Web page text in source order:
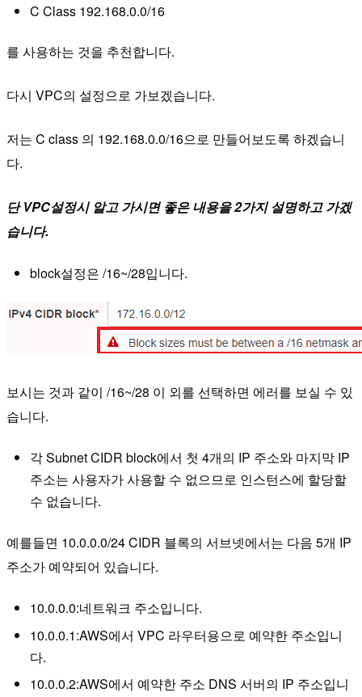
C Class 192.168.0.0/16
를 사용하는 것을 추천합니다.
다시 VPC의 설정으로 가보겠습니다.
저는 C class 의 192.168.0.0/16으로 만들어보도록 하겠습니
다.
단 VPC설정시 알고 가시면 좋은 내용을 2가지 설명하고 가겠
습니다.
block설정은 /16~/28입니다.
보시는 것과 같이 /16~/28 이 외를 선택하면 에러를 보실 수 있
습니다.
각 Subnet CIDR block에서 첫 4개의 IP 주소와 마지막 IP
주소는 사용자가 사용할 수 없으므로 인스턴스에 할당할
수 없습니다.
예를들면 10.0.0.0/24 CIDR 블록의 서브넷에서는 다음 5개 IP
주소가 예약되어 있습니다.
10.0.0.0:네트워크 주소입니다.
10.0.0.1:AWS에서 VPC 라우터용으로 예약한 주소입니
다.
10.0.0.2:AWS에서 예약한 주소 DNS 서버의 IP 주소입니